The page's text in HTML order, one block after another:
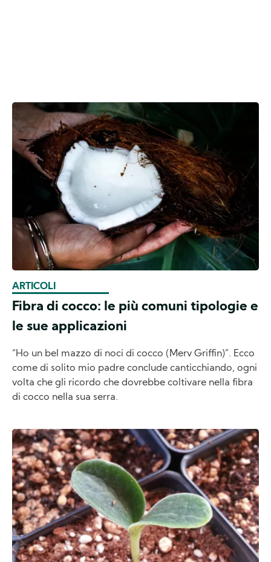
ARTICOLI
Fibra di cocco: le più comuni tipologie e
le sue applicazioni
“Ho un bel mazzo di noci di cocco (Merv Griffin)”. Ecco
come di solito mio padre conclude canticchiando, ogni
volta che gli ricordo che dovrebbe coltivare nella fibra
di cocco nella sua serra.